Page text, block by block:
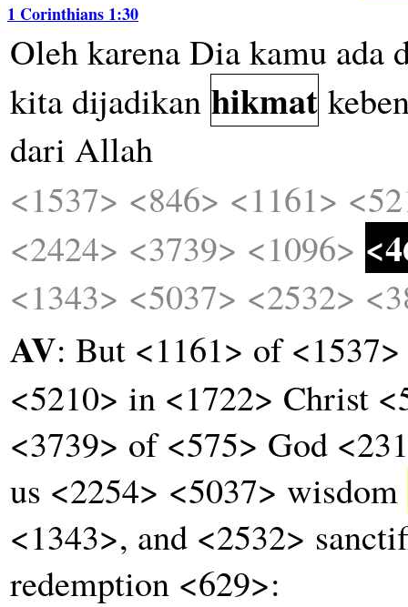
1 Corinthians 1:30
OlehkarenaDiakamu ada
kita dijadikan hikmat
dari Allah
<1537> <846> <1161>
<2424> <3739> <1096>
<1343> <5037> <2532>
AV: But <1161> of
<5210> in <1722> Christ
<3739> of <575> God
us <2254> <5037> wisdom
<1343>, and <2532>
redemption <629>: